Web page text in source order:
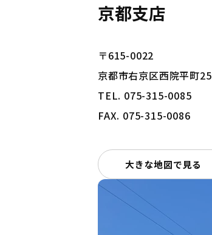
京都支店
〒615-0022
京都市右京区西院平町
TEL. 075-315-0085
FAX. 075-315-0086
大きな地図で見る